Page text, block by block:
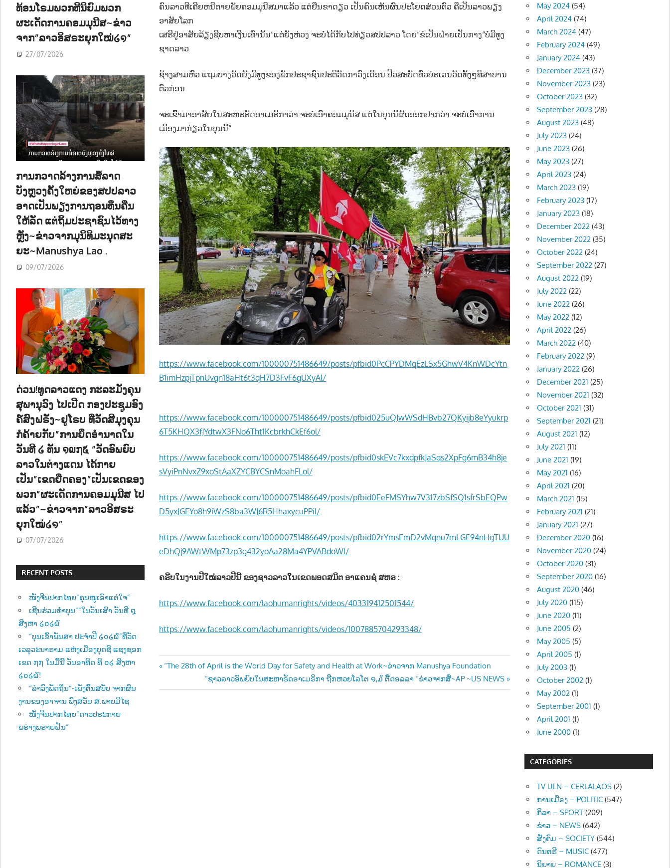
ຄົນລາວທີເຄີຍຫນີຕາຍພັຍຄອມມຸນີສມາແລ້ວ ແຕ່ຢືນຂາດຽວ ເປັນຄົນເຫັນຜົນປະໂຍດສ່ວນຕົວ ຄືເປັນລາວພຽງ
ອາສັຍໂລກ
ເສຣີຢູ່ອາສັຍລ້ຽງຊີບຫາເງີນເທົ່ານັ້ນ“ແຕ່ຍັງຫ່ວງ ຈະບໍ່ໄດ້ກັບໄປທ່ຽວສປປລາວ ໂດຍ“ຂໍເປັນຝ່າຍເປັນກາງ“ບໍ່ມີທູງ
ຊາດລາວ
ຊ້າງສາມຫົວ ແຖມບາງວັດຍັງມີທູງຂອງພັກປະຊາຊົນປະຕິວັດກາວົງເດືອນ ປີວສະບັດທົ່ວບໍຣເວນວັດທັ້ງໆທີສາບານ
ຕົວກ່ອນ
ຈະເຂົ້າມາອາສັຍໃນສະຫະຣັດອາເມຣິກາວ່າ ຈະບໍ່ເອົາຄອມມຸນີສ ແຕ່ໃນບຸນນີ້ຜັດອອກປາກວ່າ ຈະບໍ່ເອົາການ
ເມືອງມາກ່ຽວໃນບຸນນີ້“
https://www.facebook.com/100000751486649/posts/pfbid0PcCPYDMqEzLSx5GhwV4KnWDcYtn
B1imHzpjTpnUvgn18aHt6t3qH7D3FvF6gUXyAl/
https://www.facebook.com/100000751486649/posts/pfbid025uQJwWSdHBvb27QKyijb8eYyukrp
6T5KHQX3fJYdtwX3FNo6Tht1KcbrkhCkEf6ol/
https://www.facebook.com/100000751486649/posts/pfbid0skEVc7kxdpfkJaSqs2XpFg6mB34h8je
sVyiPnNvxZ9xoStAaXZYCBYCSnMoahFLol/
https://www.facebook.com/100000751486649/posts/pfbid0EeFMSYhw7V317zbSfSQ1sfrSbEQPw
D5yxJGEYo8h9iWzS8ba3WJ6R5HhaxycuPPil/
https://www.facebook.com/100000751486649/posts/pfbid02rYmsEmD2vMgnu7mLGE94nHgTUU
eDhQj9AWtWMp73zp3g432yoAa28Ma4YPVABdoWl/
ຄຣີບໃນງານປີໃໝ່ລາວປີນີ້ ຂອງຊາວລາວໃນເຂດພອດສມິຕ ອາແຄນຊໍ ສຫຣ :
https://www.facebook.com/laohumanrights/videos/403319412501544/
https://www.facebook.com/laohumanrights/videos/1007885704293348/
Post
navigation
Previous
“The 28th of April is the World Day for Safety and Health at Work~ຂ່າວຈາກ Manushya Foundation
Next
Post:
“ຊາວລາວອົພຍົບໃນສະຫາຣັດອາເມຣິກາ ຖືກຫວຍໂລໂຕ ໑,໓ ຕື້ດອລລາ “ຂ່າວຈາກສື່~AP ~US NEWS
ທ້ອນໂຣມພວກທີນິຍົມພວກ
ຜະເດັດການຄອມມຸນີສ~ຂ່າວ
ຈາກ”ລາວອິສຣະຍຸກໃໝ່໒໑”
27/07/2026
ການກວາດລ້າງການສໍ້ລາດ
ບັງຫຼວງຄັ້ງໃຫຍ່ຂອງສປປລາວ
ອາດເປັນພຽງການຖອນທຶນຄືນ
ໃຫ້ລັດ ແຕ່ຖິ້ມປະຊາຊົນໄວ້ທາງ
ຫຼັງ~ຂ່າວຈາກມຸນິທິມະນຸດສະ
ຍະ~Manushya Lao .
09/07/2026
ດ່ວນ!ທູດລາວແດງ ກະລະມັງຄຸນ
ສຸພານຸວົງ ໄປເປີດ ກອງປະຊູມອົງ
ຄ໌ສົງຝຣັ່ງ~ຢູໂຣບ ທີ່ວັດສີມຸງຄຸນ
ກໍຄ້າຍກັບ”ການຍຶດອຳນາດໃນ
ວັນທີ ໒ ທັນ ໑໙໗໕ “ວັດອົພຍົບ
ລາວໃນຕ່າງແດນ ໄດ້ກາຍ
ເປັນ”ເຂດຍືດຄອງ”ເປັນເຂດຂອງ
ພວກ”ຜະເດັດການຄອມມຸນີສ ໄປ
ແລ້ວ”~ຂ່າວຈາກ”ລາວອິສຣະ
ຍຸກໃໝ່໒໑”
07/07/2026
RECENT POSTS
ໜັງຈີນປາກໄທຍ”ຄຸນໜູເອົາແຕ່ໃຈ”
ເຊີນຮ່ວມທຳບຸນ””ໃນວັນເສົາ ວັນທີ ໘
ສີງຫາ ໒໐໒໖
“ບຸນເຂົ້າພັນສາ ປະຈຳປີ ໒໐໒໖”ທີ່ວັດ
ເວລຸວະນາຣາມ ແຫ່ງເມືອງບຸດຊີ ແຊງຊອກ
ເຂດ ໗໗ ໃນມື້ນີ້ ວັນອາທີດ ທີ ໐໒ ສີງຫາ
໒໐໒໖!
“ລຳວົງພັດຖິ່ນ“-ເພັງຕົ້ນສບັບ ຈາກຜົນ
ງານຂອງອາຈານ ພົງສວັນ ສ.ພາບມີໄຊ
ໜັງຈີນປາກໄທຍ”ດາວປຣະກາຍ
ພຣ່າງພຣາຍຝັນ”
May 2024 (54)
April 2024 (74)
March 2024 (47)
February 2024 (49)
January 2024 (43)
December 2023 (37)
November 2023 (23)
October 2023 (32)
September 2023 (28)
August 2023 (48)
July 2023 (24)
June 2023 (26)
May 2023 (27)
April 2023 (24)
March 2023 (19)
February 2023 (17)
January 2023 (18)
December 2022 (43)
November 2022 (35)
October 2022 (24)
September 2022 (27)
August 2022 (19)
July 2022 (22)
June 2022 (26)
May 2022 (12)
April 2022 (26)
March 2022 (40)
February 2022 (9)
January 2022 (26)
December 2021 (25)
November 2021 (32)
October 2021 (31)
September 2021 (21)
August 2021 (12)
July 2021 (11)
June 2021 (19)
May 2021 (16)
April 2021 (20)
March 2021 (15)
February 2021 (21)
January 2021 (27)
December 2020 (16)
November 2020 (24)
October 2020 (31)
September 2020 (16)
August 2020 (46)
July 2020 (115)
June 2020 (11)
June 2005 (2)
May 2005 (5)
April 2005 (1)
July 2003 (1)
October 2002 (1)
May 2002 (1)
September 2001 (1)
April 2001 (1)
June 2000 (1)
CATEGORIES
TV ULN – CERLALAOS (2)
ການເມືອງ – POLITIC (547)
ກິລາ – SPORT (209)
ຂ່າວ – NEWS (642)
ສັງຄົມ – SOCIETY (544)
ດົນຕຣີ – MUSIC (477)
ນິຍາຍ – ROMANCE (3)